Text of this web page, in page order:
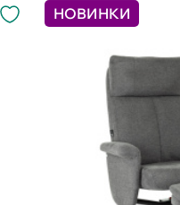
НОВИНКИ